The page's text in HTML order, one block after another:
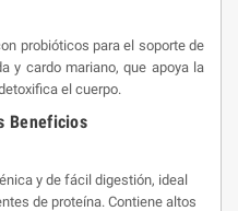
probióticos para el soporte de
y cardo mariano, que apoya la
el cuerpo.
Beneficios
y de fácil digestión, ideal
de proteína. Contiene altos